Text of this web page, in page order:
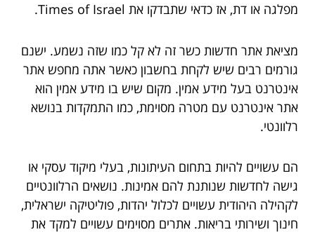
מפלגה או דת, אז כדאי שתבדקו את Times of Israel.
מציאת אתר חדשות כשר זה לא קל כמו שזה נשמע. ישנם
גורמים רבים שיש לקחת בחשבון כאשר אתה מחפש אתר
אינטרנט בעל מידע אמין. מקום שיש בו מידע אמין הוא
אתר אינטרנט עם מטרה מסוימת, כמו התמקדות בנושא
רלוונטי.
הם עשויים להיות בתחום העיתונות, בעלי מיקוד עסקי או
גישה לחדשות שנותנת להם אמינות. נושאים הרלוונטיים
לקהילה היהודית עשויים לכלול יהדות, פוליטיקה ישראלית,
חינוך ושירותי בריאות. אתרים מסוימים עשויים למקד את